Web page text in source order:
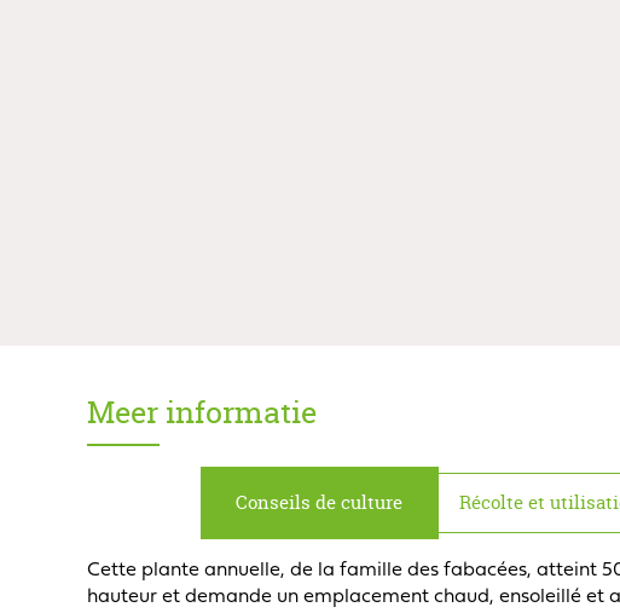
Meer informatie
Conseils de culture Récolte et
Cette plante annuelle, de la famille des fabacées, atteint
hauteur et demande un emplacement chaud, ensoleillé et